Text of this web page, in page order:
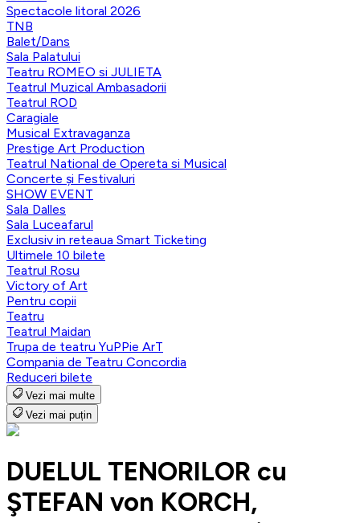
Spectacole litoral 2026
TNB
Balet/Dans
Sala Palatului
Teatru ROMEO si JULIETA
Teatrul Muzical Ambasadorii
Teatrul ROD
Caragiale
Musical Extravaganza
Prestige Art Production
Teatrul National de Opereta si Musical
Concerte și Festivaluri
SHOW EVENT
Sala Dalles
Sala Luceafarul
Exclusiv in reteaua Smart Ticketing
Ultimele 10 bilete
Teatrul Rosu
Victory of Art
Pentru copii
Teatru
Teatrul Maidan
Trupa de teatru YuPPie ArT
Compania de Teatru Concordia
Reduceri bilete
Vezi mai multe
Vezi mai puțin
DUELUL TENORILOR cu
ŞTEFAN von KORCH,